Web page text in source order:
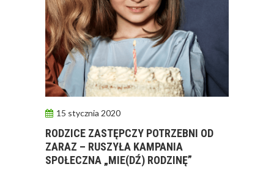
15 stycznia 2020
RODZICE ZASTĘPCZY POTRZEBNI OD
ZARAZ – RUSZYŁA KAMPANIA
SPOŁECZNA „MIE(DŹ) RODZINĘ”